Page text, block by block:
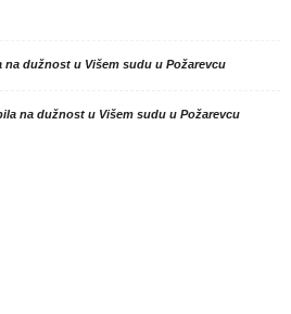
na dužnost u Višem sudu u Požarevcu
na dužnost u Višem sudu u Požarevcu